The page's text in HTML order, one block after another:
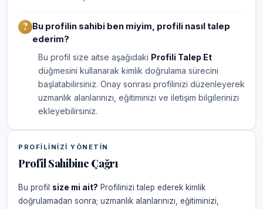
Bu profilin sahibi ben miyim, profili nasıl talep
ederim?
Bu profil size aitse aşağıdaki Profili Talep Et
düğmesini kullanarak kimlik doğrulama sürecini
başlatabilirsiniz. Onay sonrası profilinizi düzenleyerek
uzmanlık alanlarınızı, eğitiminizi ve iletişim bilgilerinizi
ekleyebilirsiniz.
PROFILINIZI YÖNETIN
Profil Sahibine Çağrı
Bu profil size mi ait? Profilinizi talep ederek kimlik
doğrulamadan sonra; uzmanlık alanlarınızı, eğitiminizi,